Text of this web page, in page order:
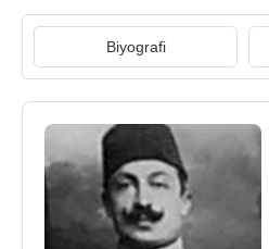
Biyografi